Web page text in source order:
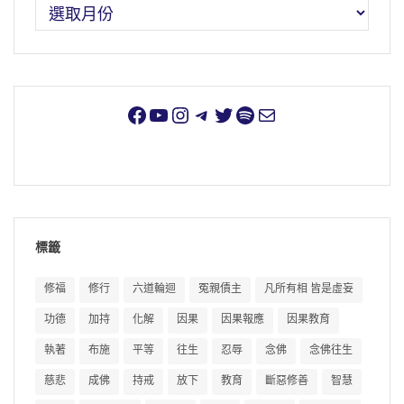
標籤
修福 修行 六道輪迴 冤親債主 凡所有相 皆是虛妄
功德 加持 化解 因果 因果報應 因果教育
執著 布施 平等 往生 忍辱 念佛 念佛往生
慈悲 成佛 持戒 放下 教育 斷惡修善 智慧